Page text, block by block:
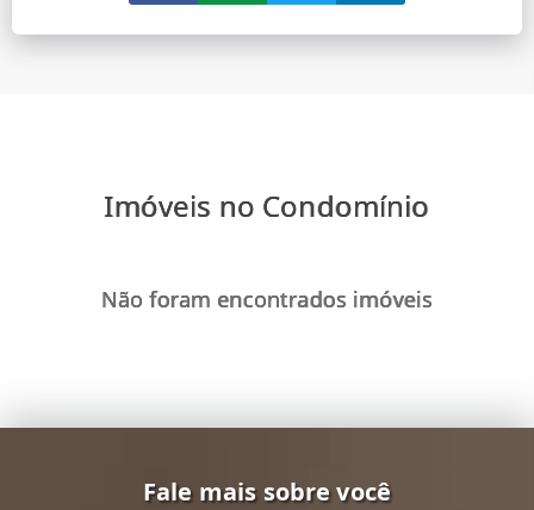
Imóveis no Condomínio
Não foram encontrados imóveis
Fale mais sobre você